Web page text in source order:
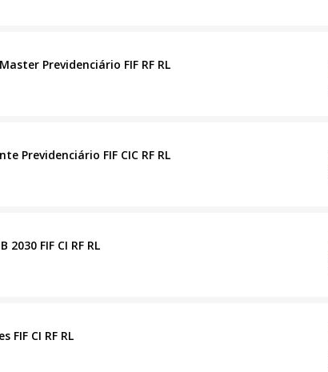
Previdenciário FIF RF RL
Previdenciário FIF CIC RF RL
FIF CI RF RL
FIF CI RF RL